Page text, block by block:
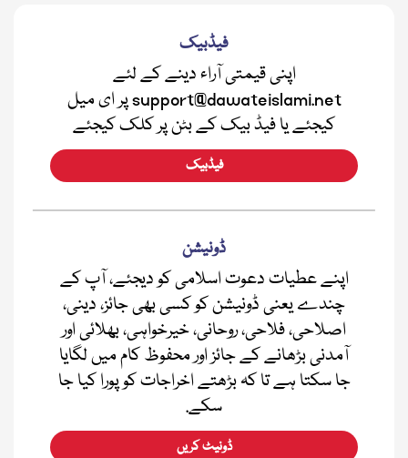
فیڈبیک
اپنی قیمتی آراء دینے کے لئے
support@dawateislami.net پر ای میل
کیجئے یا فیڈ بیک کے بٹن پر کلک کیجئے
فیڈبیک
ڈونیشن
اپنے عطیات دعوت اسلامی کو دیجئے، آپ کے
چندے یعنی ڈونیشن کو کسی بھی جائز، دینی،
اصلاحی، فلاحی، روحانی، خیرخواہی، بھلائی اور
آمدنی بڑھانے کے جائز اور محفوظ کام میں لگایا
جا سکتا ہے تا کہ بڑھتے اخراجات کو پورا کیا جا
سکے.
ڈونیٹ کریں